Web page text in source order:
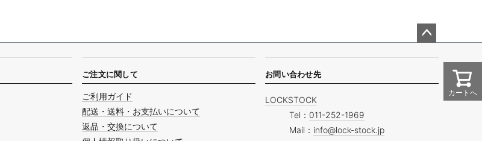
カートへ
ジト
へ
ご注文に関して
ご利用ガイド
配送・送料・お支払いについて
返品・交換について
お問い合わせ先
LOCKSTOCK
Tel： 011-252-1969
Mail： info@lock-stock.jp